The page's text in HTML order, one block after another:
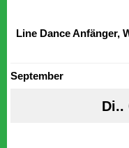
Line Dance Anfänger,
September
Di..